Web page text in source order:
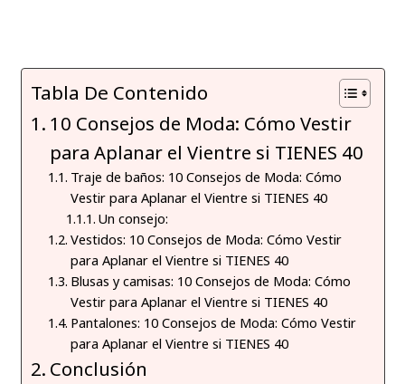
Tabla De Contenido
10 Consejos de Moda: Cómo Vestir
para Aplanar el Vientre si TIENES 40
Traje de baños: 10 Consejos de Moda: Cómo
Vestir para Aplanar el Vientre si TIENES 40
Un consejo:
Vestidos: 10 Consejos de Moda: Cómo Vestir
para Aplanar el Vientre si TIENES 40
Blusas y camisas: 10 Consejos de Moda: Cómo
Vestir para Aplanar el Vientre si TIENES 40
Pantalones: 10 Consejos de Moda: Cómo Vestir
para Aplanar el Vientre si TIENES 40
Conclusión